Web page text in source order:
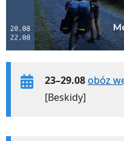
23–29.08obóz
[Beskidy]